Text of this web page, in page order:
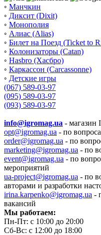
◦ Манчкин
◦ Диксит (Dixit)
◦ Монополия
◦ Алиас (Alias)
◦ Билет на Поезд (Ticket to
◦ Колонизаторы (Catan)
◦ Hasbro (Хасбро)
◦ Каркассон (Carcassonne)
◦ Детские игры
(067) 589-03-97
(095) 589-03-97
(093) 589-03-97
info@igromag.ua - магазин
opt@igromag.ua - по
order@igromag.ua - по
marketing@igromag.ua - по
event@igromag.ua - по
мероприятий
ua-project@igromag.ua - по
авторами и разработки
irina.karpenko@igromag.ua -
вакансий
Мы работаем:
Пн-Пт: с 10:00 до 20:00
Сб-Вс: с 12:00 до 18:00